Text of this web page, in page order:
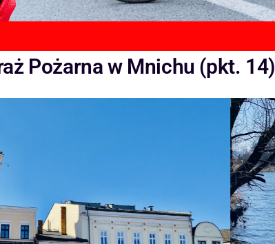
Pożarna w Mnichu (pkt. 14)